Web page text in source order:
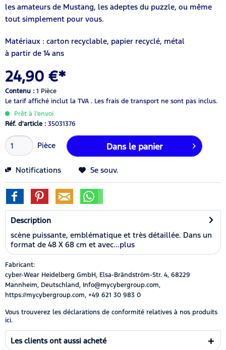
les amateurs de Mustang, les adeptes du puzzle, ou même
tout simplement pour vous.
Matériaux : carton recyclable, papier recyclé, métal
à partir de 14 ans
24,90 €*
Contenu : 1 Pièce
Le tarif affiché inclut la TVA . Les frais de transport ne sont pas inclus.
Prêt à l’envoi
Réf. d'article : 35031376
Pièce Dans le panier
Notifications Se souv.
Description
scène puissante, emblématique et très détaillée. Dans un
format de 48 X 68 cm et avec...plus
Fabricant:
cyber-Wear Heidelberg GmbH, Elsa-Brändström-Str. 4, 68229
Mannheim, Deutschland, Info@mycybergroup.com,
https://mycybergroup.com, +49 621 30 983 0
Vous trouverez les déclarations de conformité relatives à nos produits
ici.
Les clients ont aussi acheté